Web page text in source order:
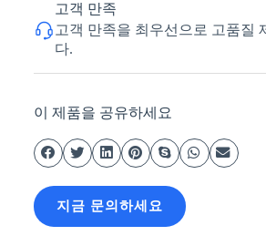
고객 만족
고객 만족을 최우선으로 고품질
다.
이 제품을 공유하세요
지금 문의하세요